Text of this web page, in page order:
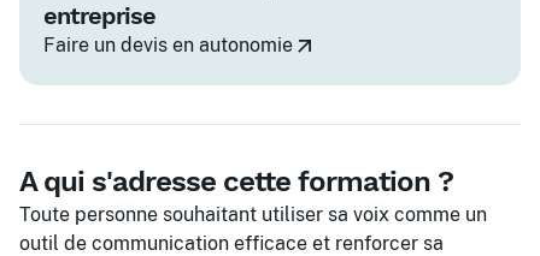
entreprise
Faire un devis en autonomie
A qui s'adresse cette formation ?
Toute personne souhaitant utiliser sa voix comme un
outil de communication efficace et renforcer sa